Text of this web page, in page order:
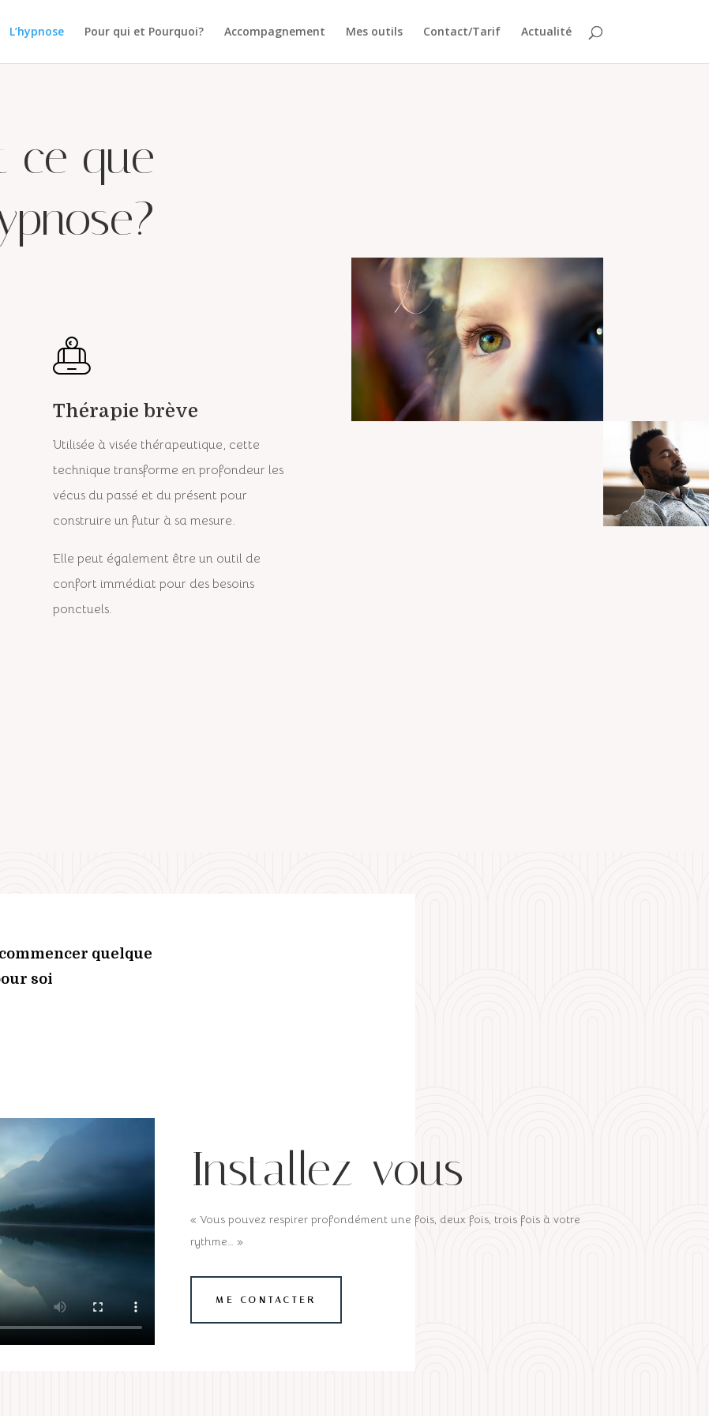
L’hypnose Pour qui et Pourquoi? Accompagnement Mes outils Contact/Tarif Actualité
ce que
Thérapie brève
Utilisée à visée thérapeutique, cette
technique transforme en profondeur les
vécus du passé et du présent pour
construire un futur à sa mesure.
Elle peut également être un outil de
confort immédiat pour des besoins
ponctuels.
quelque
soi
Installez-vous
« Vous pouvez respirer profondément une fois, deux fois, trois fois à votre
rythme… »
ME CONTACTER